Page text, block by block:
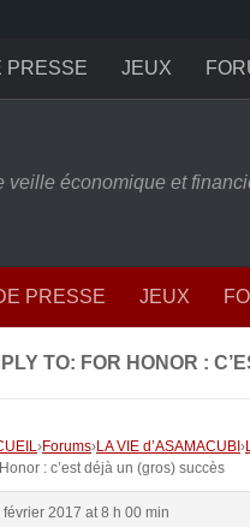
PRESSE JEUX
veille économique et
PRESSE JEUX
TO: FOR HONOR :
›Forums›LA VIE d’ASAMACUBI ›
: c’est déjà un (gros) succès
février 2017 at 8 h 00 min